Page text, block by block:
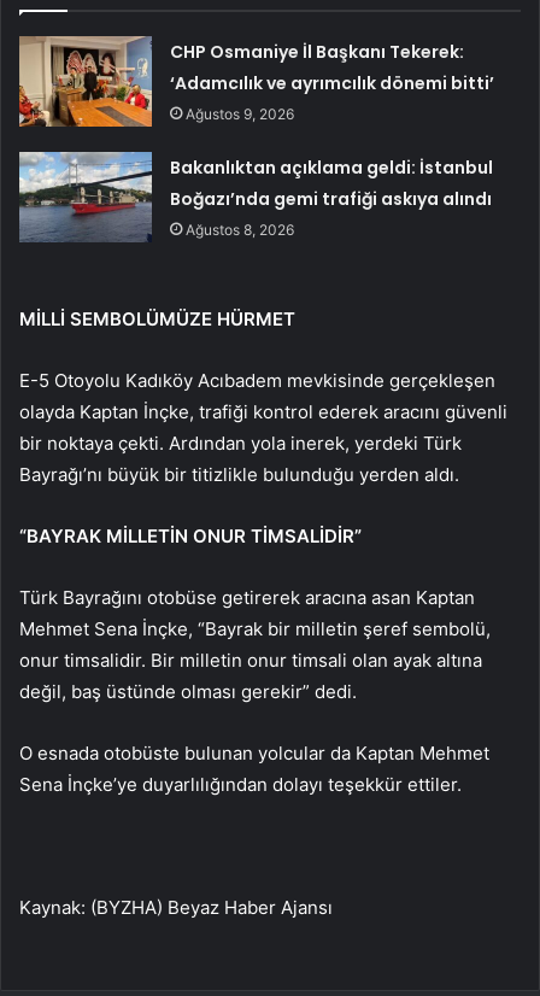
CHP Osmaniye İl Başkanı Tekerek:
‘Adamcılık ve ayrımcılık dönemi bitti’
Ağustos 9, 2026
Bakanlıktan açıklama geldi: İstanbul
Boğazı’nda gemi trafiği askıya alındı
Ağustos 8, 2026
MİLLİ SEMBOLÜMÜZE HÜRMET
E-5 Otoyolu Kadıköy Acıbadem mevkisinde gerçekleşen
olayda Kaptan İnçke, trafiği kontrol ederek aracını güvenli
bir noktaya çekti. Ardından yola inerek, yerdeki Türk
Bayrağı’nı büyük bir titizlikle bulunduğu yerden aldı.
“BAYRAK MİLLETİN ONUR TİMSALİDİR”
Türk Bayrağını otobüse getirerek aracına asan Kaptan
Mehmet Sena İnçke, “Bayrak bir milletin şeref sembolü,
onur timsalidir. Bir milletin onur timsali olan ayak altına
değil, baş üstünde olması gerekir” dedi.
O esnada otobüste bulunan yolcular da Kaptan Mehmet
Sena İnçke’ye duyarlılığından dolayı teşekkür ettiler.
Kaynak: (BYZHA) Beyaz Haber Ajansı